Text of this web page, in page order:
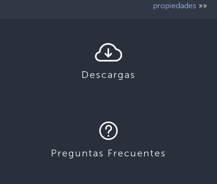
propiedades »»
Descargas
Preguntas Frecuentes